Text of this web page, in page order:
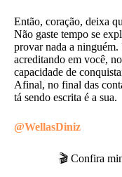
Então, coração, deixa
Não gaste tempo se
provar nada a ninguém.
acreditando em você,
capacidade de
Afinal, no final das
tá sendo escrita é a sua.
@WellasDiniz
🎬 Confira